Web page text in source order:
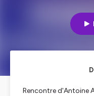
Rencontre d'Antoine